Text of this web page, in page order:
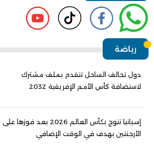
رياضة
دول تحالف الساحل تتقدم بملف مشترك
لاستضافة كأس الأمم الإفريقية 2032
إسبانيا تتوج بكأس العالم 2026 بعد فوزها على
الأرجنتين بهدف في الوقت الإضافي